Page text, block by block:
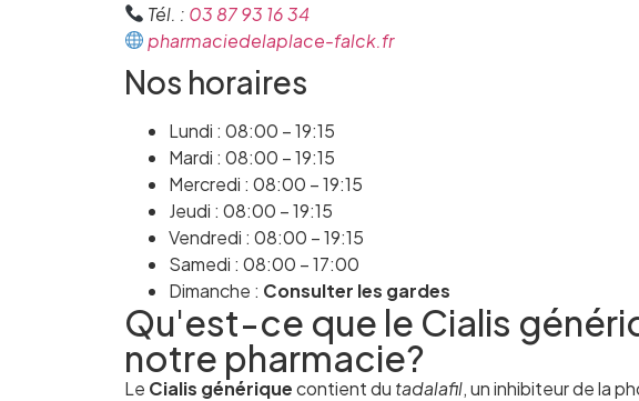
Tél. : 03 87 93 16 34
pharmaciedelaplace-falck.fr
Nos horaires
Lundi : 08:00 – 19:15
Mardi : 08:00 – 19:15
Mercredi : 08:00 – 19:15
Jeudi : 08:00 – 19:15
Vendredi : 08:00 – 19:15
Samedi : 08:00 – 17:00
Dimanche : Consulter les gardes
Qu'est-ce que le Cialis
notre pharmacie?
Le Cialis génériquecontient du tadalafil, un inhibiteur de la